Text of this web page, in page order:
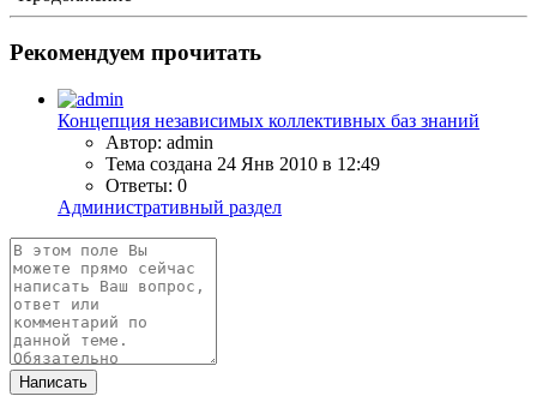
Рекомендуем прочитать
Концепция независимых коллективных баз знаний
Автор: admin
Тема создана 24 Янв 2010 в 12:49
Ответы: 0
Административный раздел
Написать